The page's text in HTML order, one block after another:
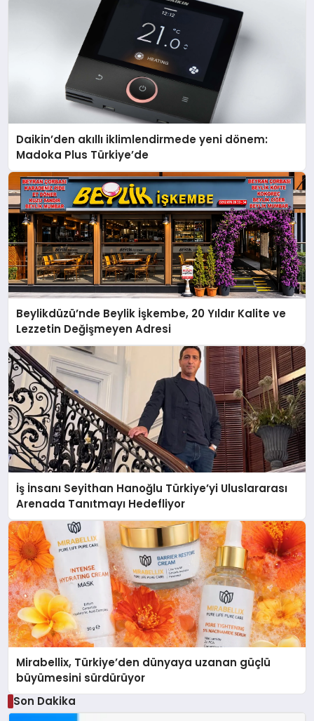
Daikin’den akıllı iklimlendirmede yeni dönem:
Madoka Plus Türkiye’de
Beylikdüzü’nde Beylik İşkembe, 20 Yıldır Kalite ve
Lezzetin Değişmeyen Adresi
İş İnsanı Seyithan Hanoğlu Türkiye’yi Uluslararası
Arenada Tanıtmayı Hedefliyor
Mirabellix, Türkiye’den dünyaya uzanan güçlü
büyümesini sürdürüyor
Son Dakika